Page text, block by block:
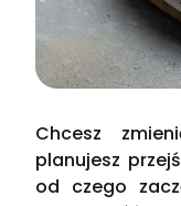
Chcesz
planujesz
od czego